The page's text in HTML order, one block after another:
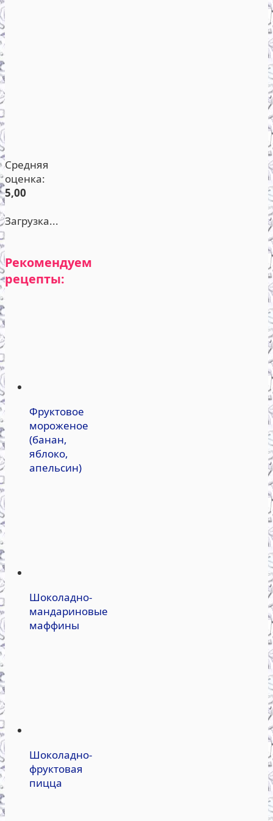
Средняя
оценка:
5,00
Загрузка...
Рекомендуем
рецепты:
Фруктовое
мороженое
(банан,
яблоко,
апельсин)
Шоколадно-
мандариновые
маффины
Шоколадно-
фруктовая
пицца